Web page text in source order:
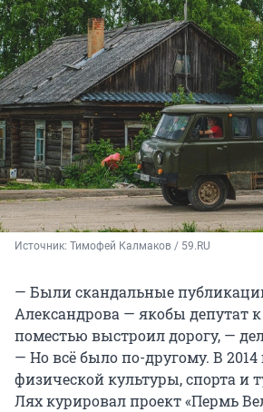
Источник: Тимофей Калмаков / 59.RU
— Были скандальные
Александрова — якобы депутат
поместью выстроил дорогу, —
— Но всё было по-другому. В
физической культуры, спорта и
Лях курировал проект «Пермь